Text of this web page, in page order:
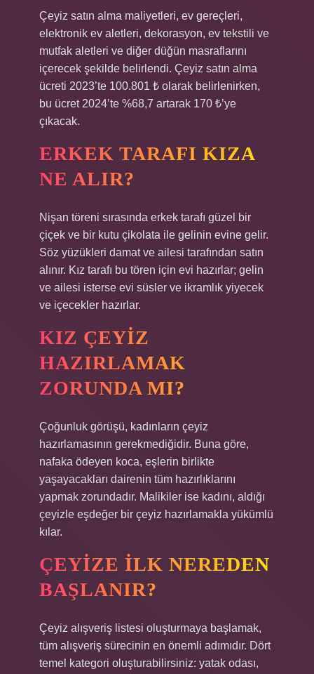
Çeyiz satın alma maliyetleri, ev gereçleri,
elektronik ev aletleri, dekorasyon, ev tekstili ve
mutfak aletleri ve diğer düğün masraflarını
içerecek şekilde belirlendi. Çeyiz satın alma
ücreti 2023’te 100.801 ₺ olarak belirlenirken,
bu ücret 2024’te %68,7 artarak 170 ₺’ye
çıkacak.
ERKEK TARAFI KIZA
NE ALIR?
Nişan töreni sırasında erkek tarafı güzel bir
çiçek ve bir kutu çikolata ile gelinin evine gelir.
Söz yüzükleri damat ve ailesi tarafından satın
alınır. Kız tarafı bu tören için evi hazırlar; gelin
ve ailesi isterse evi süsler ve ikramlık yiyecek
ve içecekler hazırlar.
KIZ ÇEYIZ
HAZIRLAMAK
ZORUNDA MI?
Çoğunluk görüşü, kadınların çeyiz
hazırlamasının gerekmediğidir. Buna göre,
nafaka ödeyen koca, eşlerin birlikte
yaşayacakları dairenin tüm hazırlıklarını
yapmak zorundadır. Malikiler ise kadını, aldığı
çeyizle eşdeğer bir çeyiz hazırlamakla yükümlü
kılar.
ÇEYIZE ILK NEREDEN
BAŞLANIR?
Çeyiz alışveriş listesi oluşturmaya başlamak,
tüm alışveriş sürecinin en önemli adımıdır. Dört
temel kategori oluşturabilirsiniz: yatak odası,